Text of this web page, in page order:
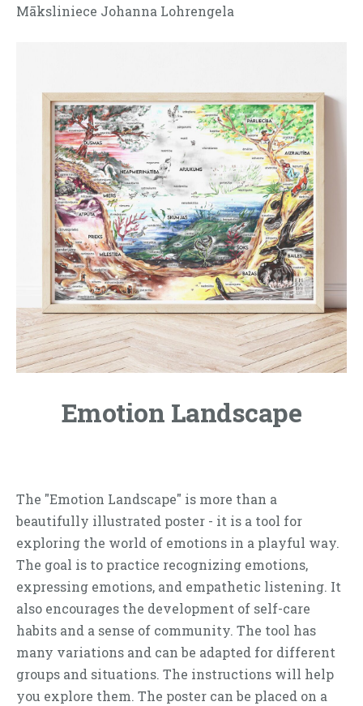
Māksliniece Johanna Lohrengela
Emotion Landscape
The "Emotion Landscape" is more than a
beautifully illustrated poster - it is a tool for
exploring the world of emotions in a playful way.
The goal is to practice recognizing emotions,
expressing emotions, and empathetic listening. It
also encourages the development of self-care
habits and a sense of community. The tool has
many variations and can be adapted for different
groups and situations. The instructions will help
you explore them. The poster can be placed on a